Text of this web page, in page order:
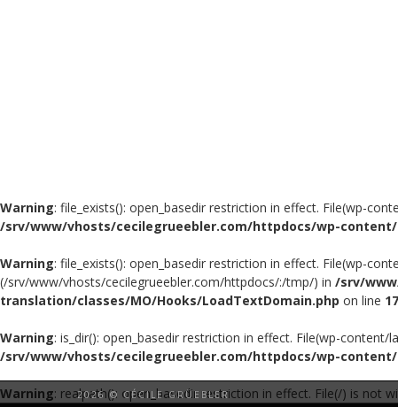
2026 © CÉCILE GRÜEBLER
Warning: file_exists(): open_basedir restriction in effect. File(wp-
/srv/www/vhosts/cecilegrueebler.com/httpdocs/wp-
Warning: file_exists(): open_basedir restriction in effect. File(wp-
(/srv/www/vhosts/cecilegrueebler.com/httpdocs/:/tmp/) in /srv/
translation/classes/MO/Hooks/LoadTextDomain.php on line
Warning: is_dir(): open_basedir restriction in effect. File(wp-
/srv/www/vhosts/cecilegrueebler.com/httpdocs/wp-
Warning: realpath(): open_basedir restriction in effect. File(/) is